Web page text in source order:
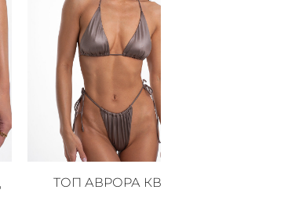
ТОП АВРОРА КВАРЦ